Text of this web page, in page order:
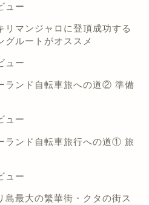
ュー
リマンジャロに登頂成功する
グルートがオススメ
ュー
ランド自転車旅への道② 準備
ュー
ランド自転車旅行への道① 旅
ュー
島最大の繁華街・クタの街ス